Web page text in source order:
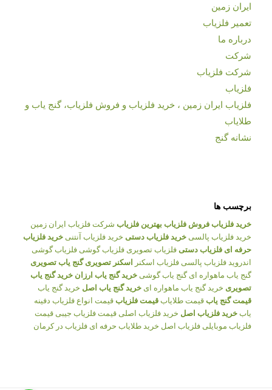
ایران زمین
تعمیر فلزیاب
درباره ما
شرکت
شرکت فلزیاب
فلزیاب
فلزیاب ایران زمین ، خرید فلزیاب و فروش فلزیاب، گنج یاب و
طلایاب
نشانه گنج
برچسب ها
خرید فلزیاب فروش فلزیاب بهترین فلزیاب شرکت فلزیاب ایران زمین
خرید فلزیاب پالسی خرید فلزیاب دستی خرید فلزیاب آنتنی خرید فلزیاب
حرفه ای فلزیاب دستی فلزیاب تصویری فلزیاب گوشی فلزیاب گوشی
اندروید فلزیاب پالسی فلزیاب اسکنر اسکنر تصویری گنج یاب تصویری
گنج یاب ماهواره ای گنج یاب گوشی خرید گنج یاب ارزان خرید گنج یاب
تصویری خرید گنج یاب ماهواره ای خرید گنج یاب اصل خرید گنج یاب
قیمت گنج یاب قیمت طلایاب قیمت فلزیاب قیمت انواع فلزیاب دفینه
یاب خرید فلزیاب اصل خرید فلزیاب اصلی قیمت فلزیاب جیبی قیمت
فلزیاب موبایلی فلزیاب اصل خرید طلایاب حرفه ای فلزیاب در کرمان